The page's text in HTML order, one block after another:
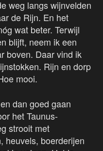
weg langs wijnvelden
de Rijn. En het
wat beter. Terwijl
blijft, neem ik een
boven. Daar vind ik
Rijn en dorp
mooi.
dan goed gaan
het Taunus-
strooit met
heuvels, boerderijen